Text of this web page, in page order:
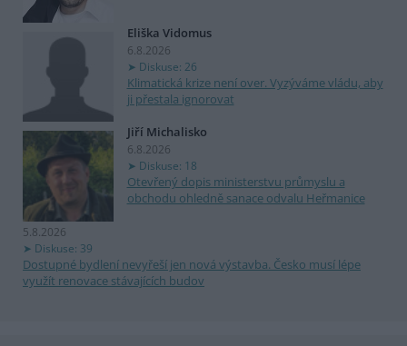
Eliška Vidomus
6.8.2026
Diskuse: 26
Klimatická krize není over. Vyzýváme vládu, aby
ji přestala ignorovat
Jiří Michalisko
6.8.2026
Diskuse: 18
Otevřený dopis ministerstvu průmyslu a
obchodu ohledně sanace odvalu Heřmanice
5.8.2026
Diskuse: 39
Dostupné bydlení nevyřeší jen nová výstavba. Česko musí lépe
využít renovace stávajících budov